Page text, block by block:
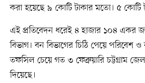
করা হয়েছে ৯ কোটি টাকার মতো। ৫ কোটি
এই প্রতিবেদন ধরেই ৪ হাজার ১০৪ একর
বিভাগ। বন বিভাগের চিঠি পেয়ে পরিবেশ ও
তফসিল চেয়ে গত ৩ ফেব্রুয়ারি চট্টগ্রাম
দিয়েছে।